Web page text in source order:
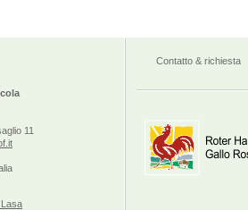
11
Contatto & richiesta